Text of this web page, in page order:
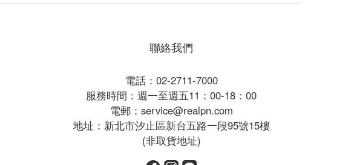
聯絡我們
電話：02-2711-7000
服務時間：週一至週五11：00-18：00
電郵：service@realpn.com
地址：新北市汐止區新台五路一段95號15樓
(非取貨地址)